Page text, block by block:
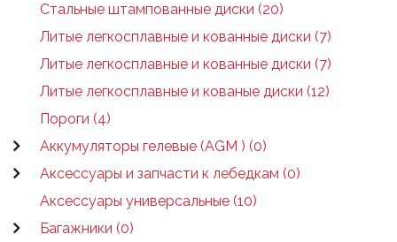
Стальные штампованные диски (20)
Литые легкосплавные и кованные диски (7)
Литые легкосплавные и кованные диски (7)
Литые легкосплавные и кованые диски (12)
Пороги (4)
Аккумуляторы гелевые (AGM ) (0)
Аксессуары и запчасти к лебедкам (0)
Аксессуары универсальные (10)
Багажники (0)